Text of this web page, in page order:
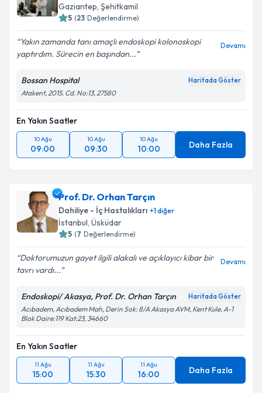
Gaziantep, Şehitkamil
5 (23 Değerlendirme)
Yakın zamanda tanı amaçlı endoskopi kolonoskopi
yaptırdım. Sürecin en başından...
Devamı
Bossan Hospital Haritada Göster
Atakent, 2015. Cd. No:13, 27580
En Yakın Saatler
10 Ağu
09:00
10 Ağu
09:30
10 Ağu
10:00 Daha Fazla
Prof. Dr. Orhan Tarçın
Dahiliye - İç Hastalıkları +1diğer
İstanbul, Üsküdar
5 (7 Değerlendirme)
Doktorumuzun gayet ilgili alakalı ve açıklayıcı kibar bir
tavrı vardı...
Devamı
Endoskopi/ Akasya, Prof. Dr. Orhan Tarçın Haritada Göster
Acıbadem, Acıbadem Mah, Derin Sok: 8/A Akasya AVM, Kent Kule, A-1
Blok Daire:119 Kat:23, 34660
En Yakın Saatler
11 Ağu
15:00
11 Ağu
15:30
11 Ağu
16:00 Daha Fazla